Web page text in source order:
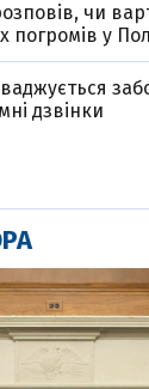
чи
погромів у
дзвінки